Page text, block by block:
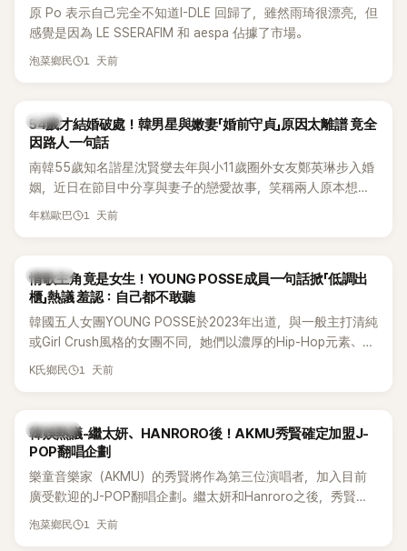
原 Po 表示自己完全不知道I-DLE 回歸了，雖然雨琦很漂亮，但
感覺是因為 LE SSERAFIM 和 aespa 佔據了市場。
泡菜鄉民 1 天前
韓星
54歲才結婚破處！韓男星與嫩妻「婚前守貞」原因太離譜 竟全
因路人一句話
南韓55歲知名諧星沈賢燮去年與小11歲圈外女友鄭英琳步入婚
姻，近日在節目中分享與妻子的戀愛故事，笑稱兩人原本想享
受兩人世界，沒想到站在飯店門口時竟被路人認出，還一路替
年糕歐巴 1 天前
K-POP
情歌主角竟是女生！YOUNG POSSE成員一句話掀「低調出
櫃」熱議 羞認：自己都不敢聽
韓國五人女團YOUNG POSSE於2023年出道，與一般主打清純
或Girl Crush風格的女團不同，她們以濃厚的Hip-Hop元素、自
創Rap及成員親自參與創作為特色，MV也融入美式街頭、塗
為第五代女團中極具辨識度的新生代代表之一。
K氏鄉民 1 天前
熱議討論
韓娛熱議-繼太妍、HANRORO後！AKMU秀賢確定加盟J-
POP翻唱企劃
樂童音樂家（AKMU）的秀賢將作為第三位演唱者，加入目前
廣受歡迎的J-POP翻唱企劃。繼太妍和Hanroro之後，秀賢已
獲選為第三首翻唱歌曲的主唱，並於近期完成錄音。
泡菜鄉民 1 天前